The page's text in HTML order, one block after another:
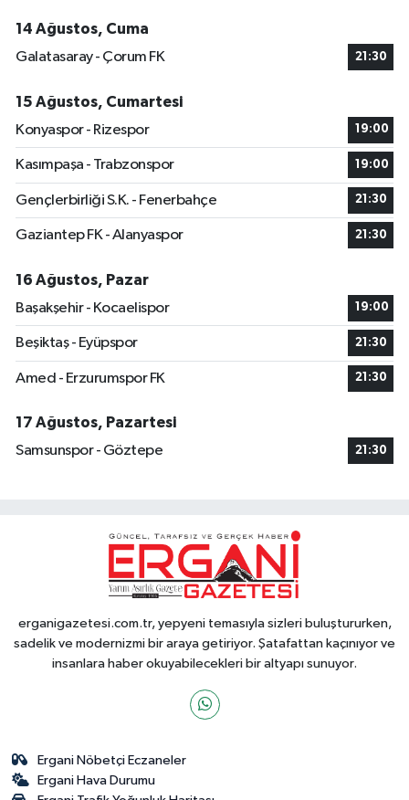
14 Ağustos, Cuma
Galatasaray - Çorum FK
21:30
15 Ağustos, Cumartesi
Konyaspor - Rizespor
19:00
Kasımpaşa - Trabzonspor 19:00
Gençlerbirliği S.K. - Fenerbahçe 21:30
Gaziantep FK - Alanyaspor 21:30
16 Ağustos, Pazar
Başakşehir - Kocaelispor
19:00
Beşiktaş - Eyüpspor 21:30
Amed - Erzurumspor FK 21:30
17 Ağustos, Pazartesi
Samsunspor - Göztepe
21:30
erganigazetesi.com.tr, yepyeni temasıyla sizleri buluştururken,
sadelik ve modernizmi bir araya getiriyor. Şatafattan kaçınıyor ve
insanlara haber okuyabilecekleri bir altyapı sunuyor.
Ergani Nöbetçi Eczaneler
Ergani Hava Durumu